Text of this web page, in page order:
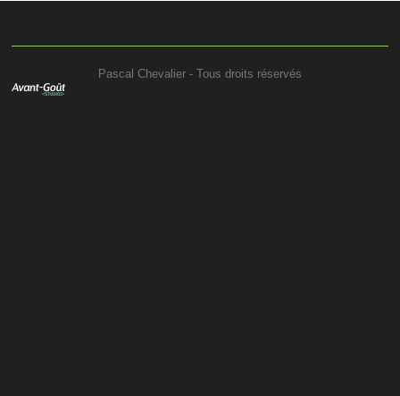
Pascal Chevalier - Tous droits réservés